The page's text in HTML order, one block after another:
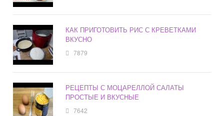
КАК ПРИГОТОВИТЬ РИС С КРЕВЕТКАМИ
ВКУСНО
7879
РЕЦЕПТЫ С МОЦАРЕЛЛОЙ САЛАТЫ
ПРОСТЫЕ И ВКУСНЫЕ
7642